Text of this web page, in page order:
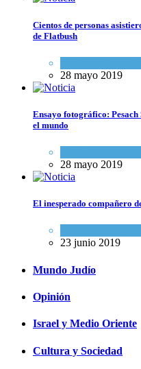
Cientos de personas
de Flatbush
28 mayo 2019
Ensayo fotográfico:
el mundo
28 mayo 2019
El inesperado compañero
23 junio 2019
Mundo Judío
Opinión
Israel y Medio Oriente
Cultura y Sociedad